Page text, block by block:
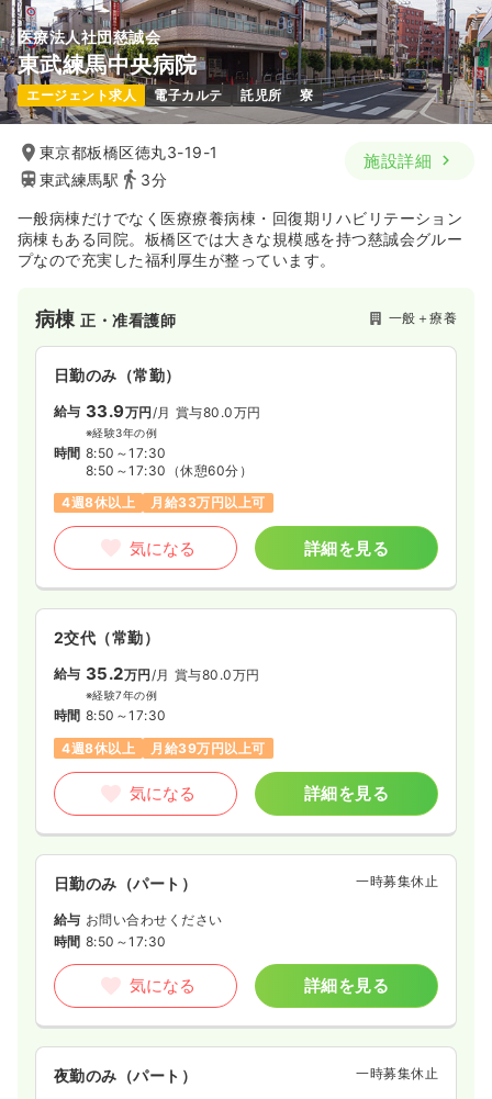
医療法人社団慈誠会
東武練馬中央病院
エージェント求人 電子カルテ 託児所 寮
東京都板橋区徳丸3-19-1
東武練馬駅
3分
施設詳細
一般病棟だけでなく医療療養病棟・回復期リハビリテーション
病棟もある同院。板橋区では大きな規模感を持つ慈誠会グルー
プなので充実した福利厚生が整っています。
病棟正・准看護師 一般＋療養
日勤のみ（常勤）
給与 33.9万円 /月 賞与80.0万円
※経験3年の例
時間 8:50～17:30
8:50～17:30 （休憩60分）
4週8休以上
月給33万円以上可
気になる 詳細を見る
2交代（常勤）
給与 35.2万円/月 賞与80.0万円
※経験7年の例
時間 8:50～17:30
4週8休以上
月給39万円以上可
気になる 詳細を見る
日勤のみ（パート） 一時募集休止
給与 お問い合わせください
時間 8:50～17:30
気になる 詳細を見る
夜勤のみ（パート） 一時募集休止